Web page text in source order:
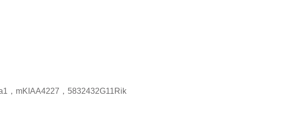
，mKIAA4227，5832432G11Rik